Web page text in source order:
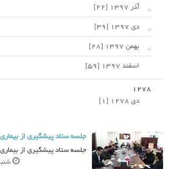
آذر 1397 [22]
دی 1397 [39]
بهمن 1397 [28]
اسفند 1397 [59]
1278
دی 1278 [1]
جلسه ستاد پیشگیری از
جلسه ستاد پیشگیری از
شنبه 24 آذر 1397